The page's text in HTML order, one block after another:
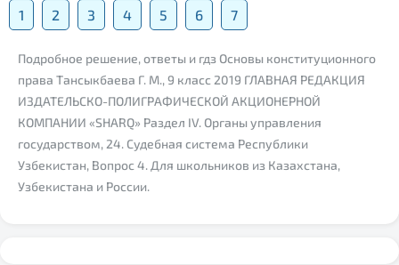
1 2 3 4 5 6 7
Подробное решение, ответы и гдз Основы конституционного
права Тансыкбаева Г. М., 9 класс 2019 ГЛАВНАЯ РЕДАКЦИЯ
ИЗДАТЕЛЬСКО-ПОЛИГРАФИЧЕСКОЙ АКЦИОНЕРНОЙ
КОМПАНИИ «SHARQ» Раздел IV. Органы управления
государством, 24. Судебная система Республики
Узбекистан, Вопрос 4. Для школьников из Казахстана,
Узбекистана и России.